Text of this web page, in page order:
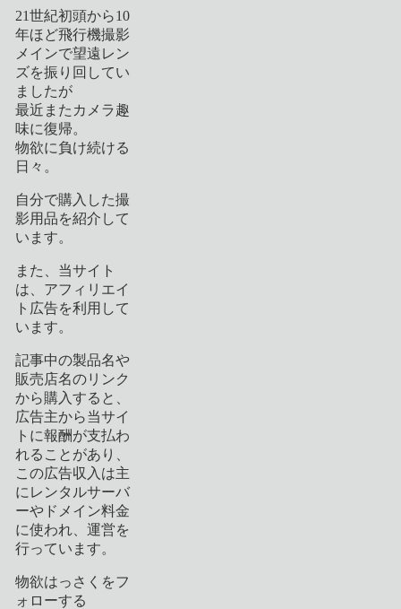
21世紀初頭から10
年ほど飛行機撮影
メインで望遠レン
ズを振り回してい
ましたが
最近またカメラ趣
味に復帰。
物欲に負け続ける
日々。
自分で購入した撮
影用品を紹介して
います。
また、当サイト
は、アフィリエイ
ト広告を利用して
います。
記事中の製品名や
販売店名のリンク
から購入すると、
広告主から当サイ
トに報酬が支払わ
れることがあり、
この広告収入は主
にレンタルサーバ
ーやドメイン料金
に使われ、運営を
行っています。
物欲はっさくをフ
ォローする